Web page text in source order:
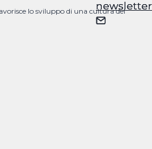
newsletter
lo sviluppo di una cultura delnewsletter